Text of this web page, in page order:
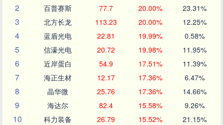
2 百普赛斯 77.7 20.00% 23.31%
3 北方长龙 113.23 20.00% 12.25%
4 蓝盾光电 22.81 19.99% 0.58%
5 信濠光电 20.72 19.98% 11.95%
6 近岸蛋白 54.9 17.51% 11.39%
7 海正生材 12.17 17.36% 6.47%
8 晶华微 25.76 17.36% 14.66%
9 海达尔 82.4 15.58% 9.26%
10 科力装备 26.79 15.52% 21.15%